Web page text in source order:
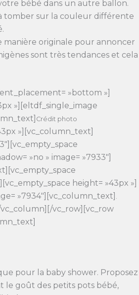
bébé dans un autre ballon.
tomber sur la couleur différente
manière originale pour annoncer
sont très tendances et cela
»bottom »]
»][eltdf_single_image
Crédit photo
»][vc_column_text]
»no » image= »7933″]
height= »43px »]
»7934″][vc_column_text] .
vc_row][vc_row
pour la baby shower. Proposez
le goût des petits pots bébé,